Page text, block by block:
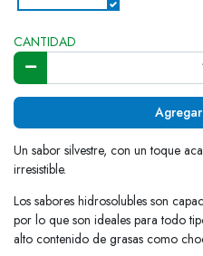
CANTIDAD
Un sabor silvestre, con un toque
irresistible.
Los sabores hidrosolubles son
por lo que son ideales para todo
alto contenido de grasas como